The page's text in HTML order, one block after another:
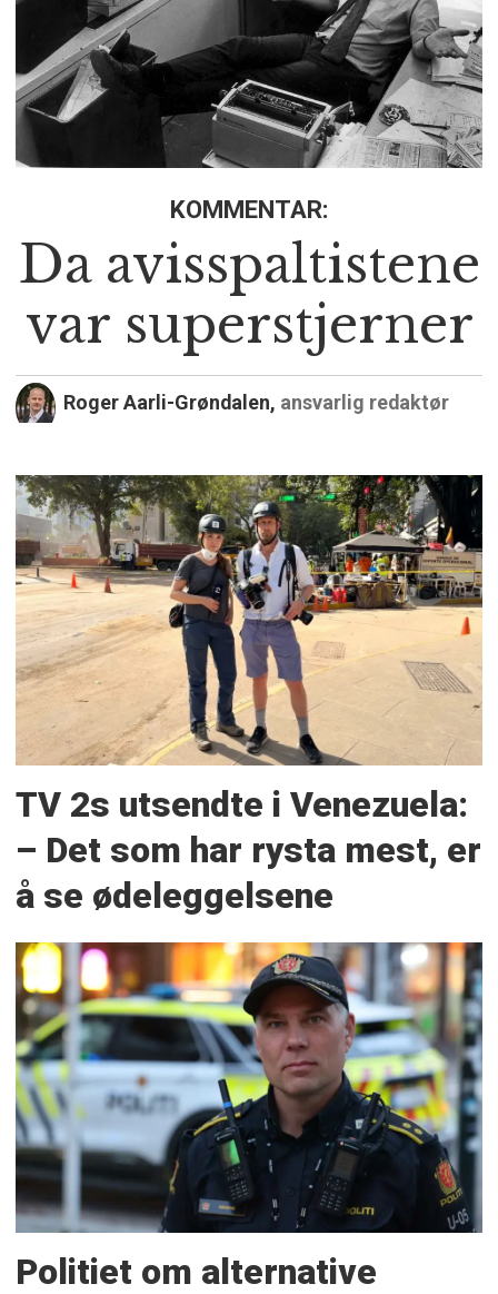
KOMMENTAR:
Da avisspaltistene
var superstjerner
Roger Aarli-Grøndalen, ansvarlig redaktør
TV 2s utsendte i Venezuela:
– Det som har rysta mest, er
å se ødeleggelsene
Politiet om alternative